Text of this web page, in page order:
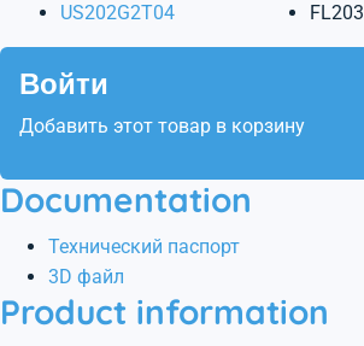
US202G2T04 FL203
Войти
Добавить этот товар в корзину
Documentation
Технический паспорт
3D файл
Product information